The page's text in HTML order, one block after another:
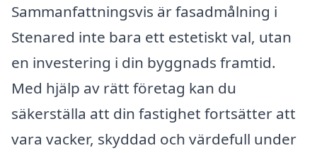
Sammanfattningsvis är fasadmålning i
Stenared inte bara ett estetiskt val, utan
en investering i din byggnads framtid.
Med hjälp av rätt företag kan du
säkerställa att din fastighet fortsätter att
vara vacker, skyddad och värdefull under